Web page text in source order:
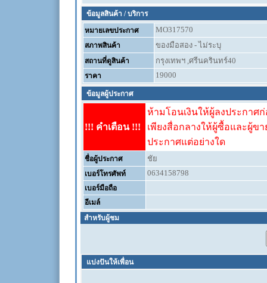
ข้อมูลสินค้า / บริการ
หมายเลขประกาศ
MO317570
สภาพสินค้า ของมือสอง - ไม่ระบุ
สถานที่ดูสินค้า กรุงเทพฯ ,ศรีนครินทร์40
ราคา 19000
ข้อมูลผู้ประกาศ
!!! คำเตือน !!!
ห้ามโอนเงินให้ผู้ลงประกาศ
เพียงสื่อกลางให้ผู้ซื้อและผู้ข
ประกาศแต่อย่างใด
ชื่อผู้ประกาศ ชัย
เบอร์โทรศัพท์ 0634158798
เบอร์มือถือ
อีเมล์
สำหรับผู้ชม
แบ่งปันให้เพื่อน